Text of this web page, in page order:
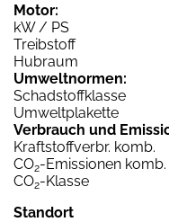
Motor:
kW / PS
Treibstoff
Hubraum
Umweltnormen:
Schadstoffklasse
Umweltplakette
Verbrauch und
Kraftstoffverbr. komb.
CO2-Emissionen komb.
CO2-Klasse
Standort